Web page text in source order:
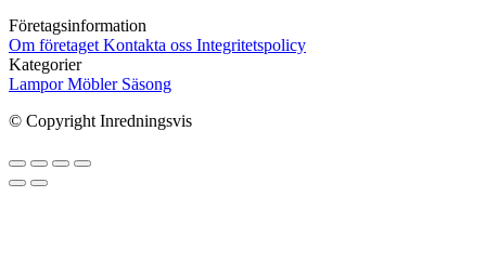
Företagsinformation
Om företaget Kontakta oss Integritetspolicy
Kategorier
LamporMöbler Säsong
© Copyright Inredningsvis